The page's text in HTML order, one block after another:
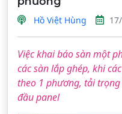
Hồ Việt Hùng
Việc khai báo sàn một
các sàn lắp ghép, khi
theo 1 phương, tải
đầu panel